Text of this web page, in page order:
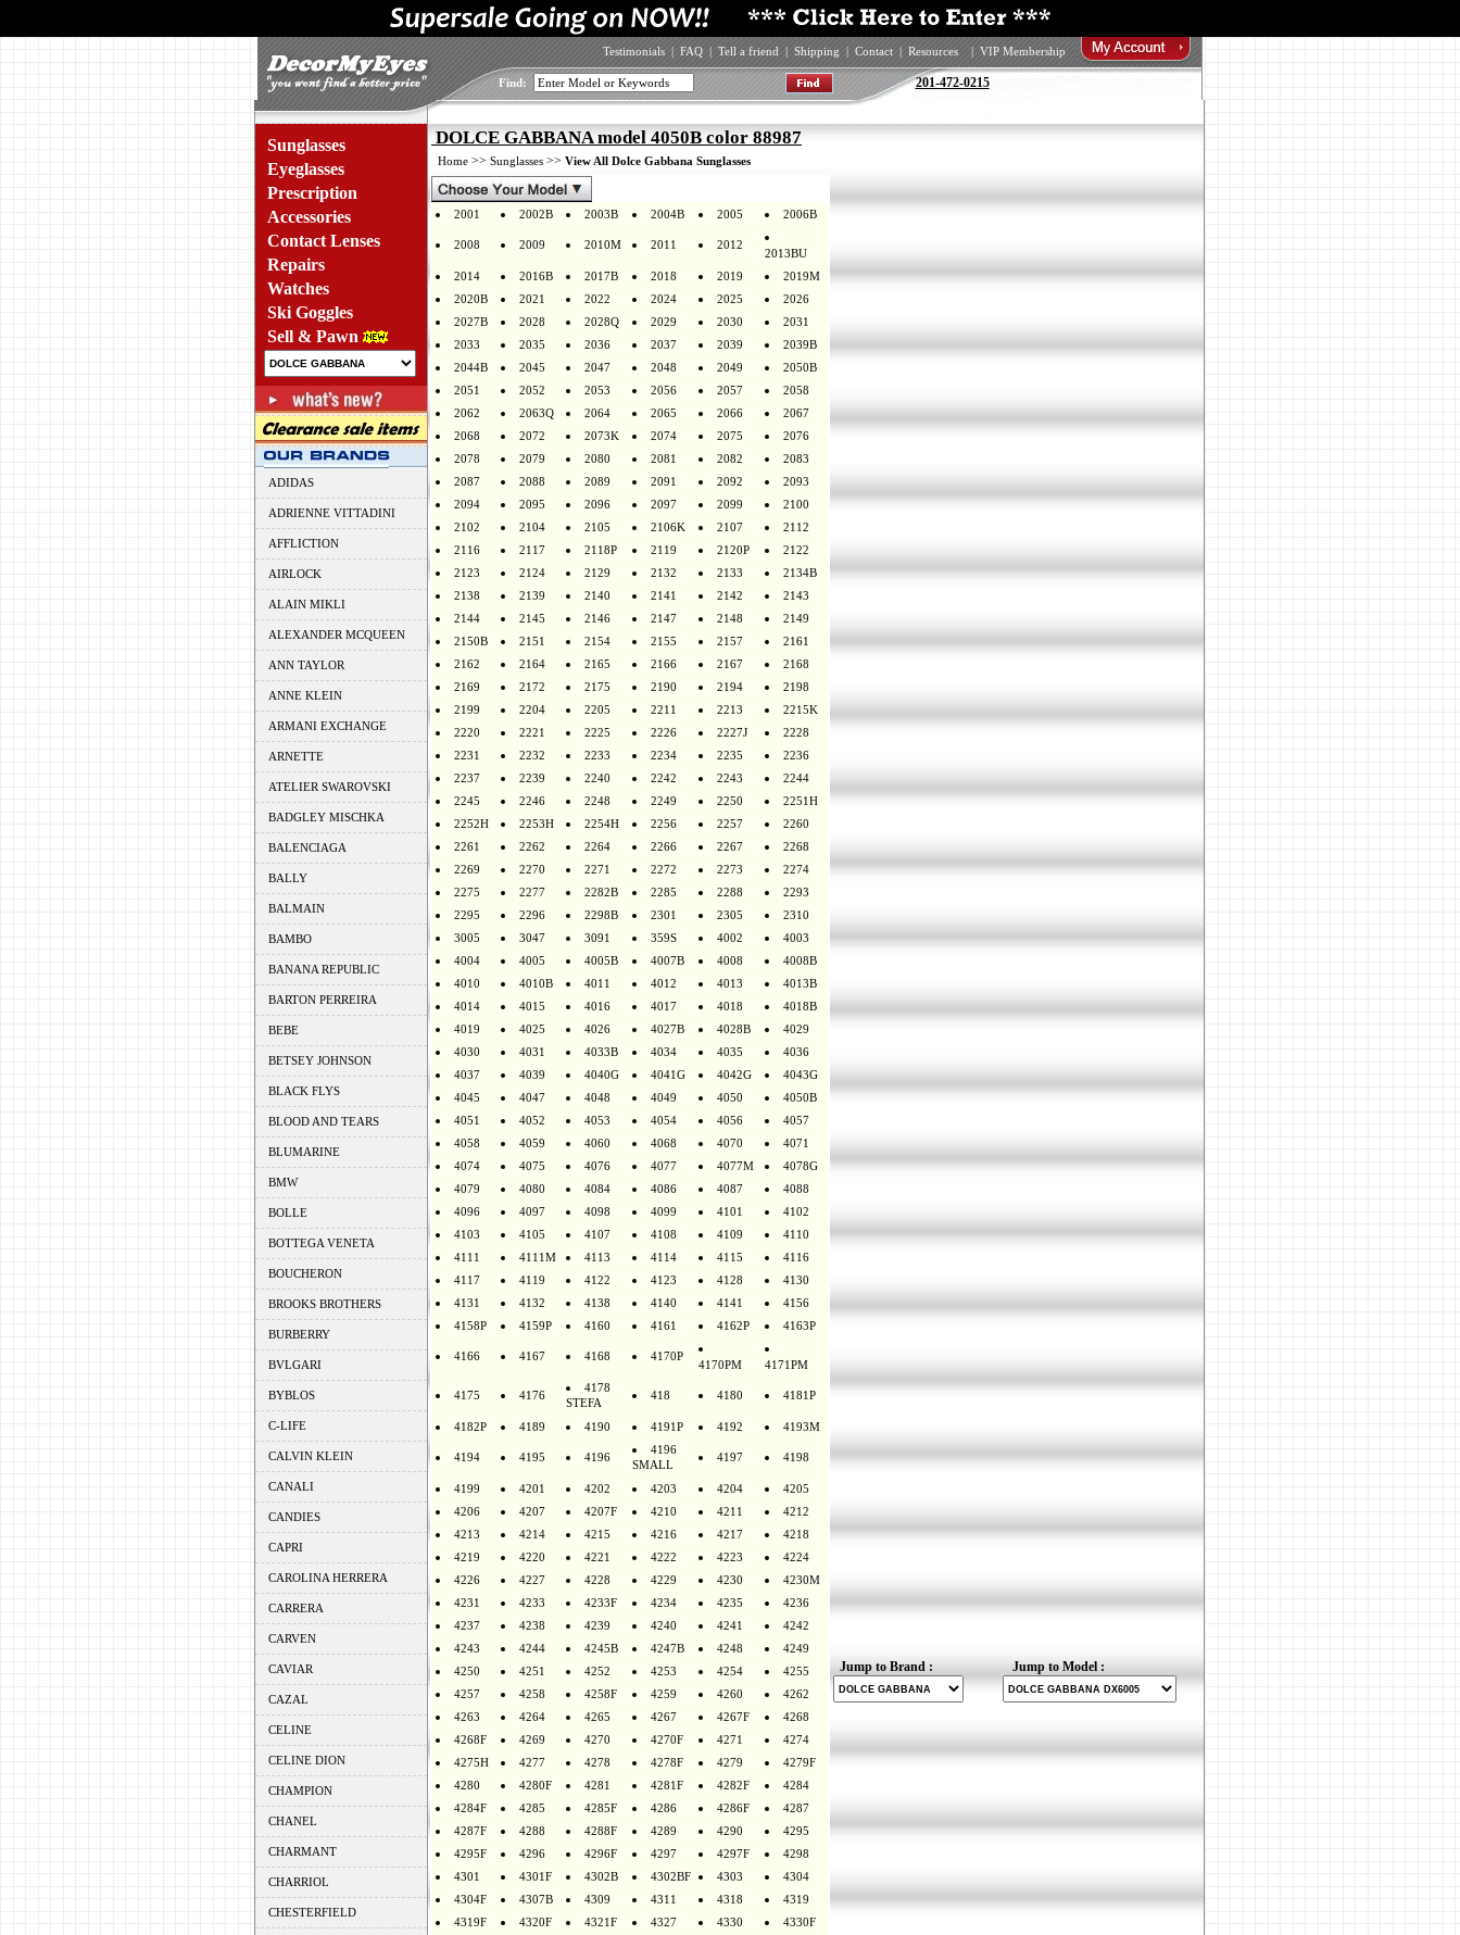
Testimonials | FAQ | Tell a friend | Shipping | Contact | Resources | VIP Membership
Find: 201-472-0215
Sunglasses
Eyeglasses
Prescription
Accessories
Contact Lenses
Repairs
Watches
Ski Goggles
Sell & Pawn
ADIDAS
ADRIENNE VITTADINI
AFFLICTION
AIRLOCK
ALAIN MIKLI
ALEXANDER MCQUEEN
ANN TAYLOR
ANNE KLEIN
ARMANI EXCHANGE
ARNETTE
ATELIER SWAROVSKI
BADGLEY MISCHKA
BALENCIAGA
BALLY
BALMAIN
BAMBO
BANANA REPUBLIC
BARTON PERREIRA
BEBE
BETSEY JOHNSON
BLACK FLYS
BLOOD AND TEARS
BLUMARINE
BMW
BOLLE
BOTTEGA VENETA
BOUCHERON
BROOKS BROTHERS
BURBERRY
BVLGARI
BYBLOS
C-LIFE
CALVIN KLEIN
CANALI
CANDIES
CAPRI
CAROLINA HERRERA
CARRERA
CARVEN
CAVIAR
CAZAL
CELINE
CELINE DION
CHAMPION
CHANEL
CHARMANT
CHARRIOL
CHESTERFIELD
DOLCE GABBANA model 4050B color 88987
Home >> Sunglasses >> View All Dolce Gabbana Sunglasses
2001 2002B 2003B 2004B 2005 2006B
2008 2009 2010M 2011 2012
2013BU
2014
2016B 2017B 2018 2019
2019M
2020B
2021 2022 2024 2025
2026
2027B
2028 2028Q 2029 2030
2031
2033
2035 2036 2037 2039
2039B
2044B
2045 2047 2048 2049
2050B
2051
2052 2053 2056 2057
2058
2062
2063Q 2064 2065 2066
2067
2068
2072 2073K 2074 2075
2076
2078
2079 2080 2081 2082
2083
2087
2088 2089 2091 2092
2093
2094
2095 2096 2097 2099
2100
2102
2104 2105 2106K 2107
2112
2116
2117 2118P 2119 2120P
2122
2123
2124 2129 2132 2133
2134B
2138
2139 2140 2141 2142
2143
2144
2145 2146 2147 2148
2149
2150B
2151 2154 2155 2157
2161
2162
2164 2165 2166 2167
2168
2169
2172 2175 2190 2194
2198
2199
2204 2205 2211 2213
2215K
2220
2221 2225 2226 2227J
2228
2231
2232 2233 2234 2235
2236
2237
2239 2240 2242 2243
2244
2245
2246 2248 2249 2250
2251H
2252H
2253H 2254H 2256 2257
2260
2261
2262 2264 2266 2267
2268
2269
2270 2271 2272 2273
2274
2275
2277 2282B 2285 2288
2293
2295
2296 2298B 2301 2305
2310
3005
3047 3091 359S 4002
4003
4004
4005 4005B 4007B 4008
4008B
4010
4010B 4011 4012 4013
4013B
4014
4015 4016 4017 4018
4018B
4019
4025 4026 4027B 4028B
4029
4030
4031 4033B 4034 4035
4036
4037
4039 4040G 4041G 4042G
4043G
4045
4047 4048 4049 4050
4050B
4051
4052 4053 4054 4056
4057
4058
4059 4060 4068 4070
4071
4074
4075 4076 4077 4077M
4078G
4079
4080 4084 4086 4087
4088
4096
4097 4098 4099 4101
4102
4103
4105 4107 4108 4109
4110
4111
4111M 4113 4114 4115
4116
4117
4119 4122 4123 4128
4130
4131
4132 4138 4140 4141
4156
4158P
4159P 4160 4161 4162P 4163P
4166 4167 4168 4170P
4170PM 4171PM
4175 4176
4178
STEFA
418 4180 4181P
4182P 4189 4190 4191P 4192 4193M
4194 4195 4196
4196
SMALL
4197 4198
4199 4201 4202 4203 4204
4205
4206
4207 4207F 4210 4211
4212
4213
4214 4215 4216 4217
4218
4219
4220 4221 4222 4223
4224
4226
4227 4228 4229 4230
4230M
4231
4233 4233F 4234 4235
4236
4237
4238 4239 4240 4241
4242
4243
4244 4245B 4247B 4248
4249
4250
4251 4252 4253 4254
4255
4257
4258 4258F 4259 4260
4262
4263
4264 4265 4267 4267F
4268
4268F
4269 4270 4270F 4271
4274
4275H
4277 4278 4278F 4279
4279F
4280
4280F 4281 4281F 4282F
4284
4284F
4285 4285F 4286 4286F
4287
4287F
4288 4288F 4289 4290
4295
4295F
4296 4296F 4297 4297F
4298
4301
4301F 4302B 4302BF 4303
4304
4304F
4307B 4309 4311 4318
4319
4319F
4320F 4321F 4327 4330
4330F
Jump to Brand : Jump to Model :